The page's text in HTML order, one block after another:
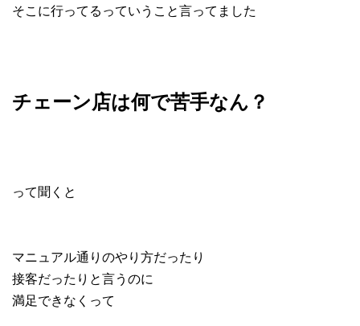
そこに行ってるっていうこと言ってました
チェーン店は何で苦手なん？
って聞くと
マニュアル通りのやり方だったり
接客だったりと言うのに
満足できなくって